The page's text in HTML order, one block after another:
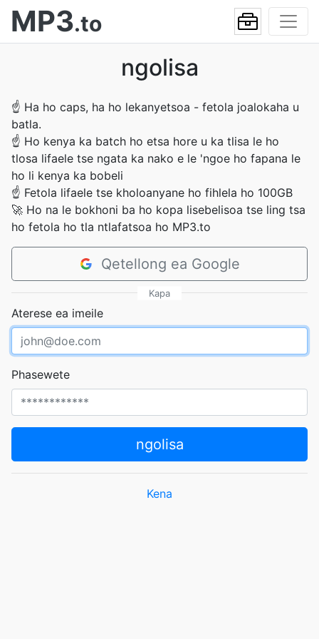
MP3.to
ngolisa
☝ Ha ho caps, ha ho lekanyetsoa - fetola joalokaha u
batla.
☝ Ho kenya ka batch ho etsa hore u ka tlisa le ho
tlosa lifaele tse ngata ka nako e le 'ngoe ho fapana le
ho li kenya ka bobeli
☝ Fetola lifaele tse kholoanyane ho fihlela ho 100GB
🚀 Ho na le bokhoni ba ho kopa lisebelisoa tse ling tsa
ho fetola ho tla ntlafatsoa ho MP3.to
Qetellong ea Google
Kapa
Aterese ea imeile
Phasewete
ngolisa
Kena